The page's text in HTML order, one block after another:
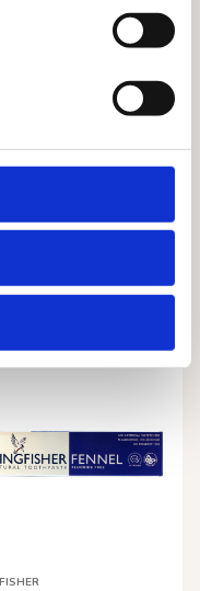
BRUSH
Tandborste av bambu. svart